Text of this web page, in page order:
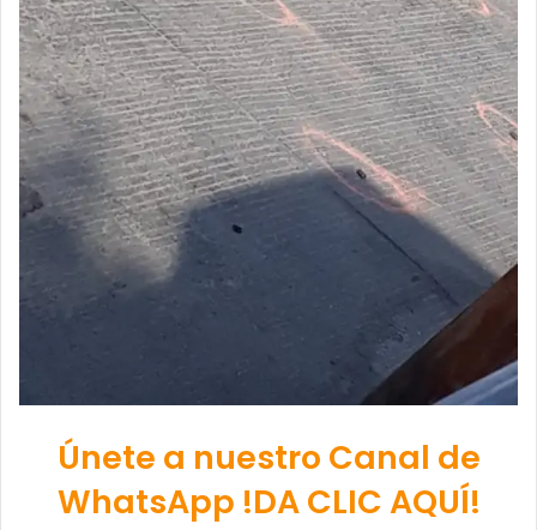
Únete a nuestro Canal de
WhatsApp !DA CLIC AQUÍ!